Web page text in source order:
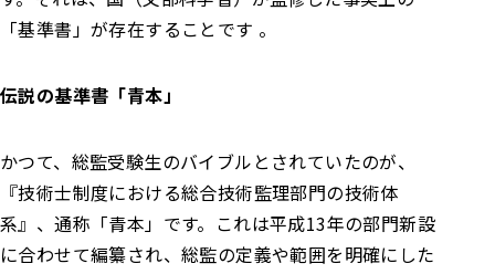
「基準書」が存在することです 。
伝説の基準書「青本」
かつて、総監受験生のバイブルとされていたのが、
『技術士制度における総合技術監理部門の技術体
系』、通称「青本」です。これは平成13年の部門新設
に合わせて編纂され、総監の定義や範囲を明確にした